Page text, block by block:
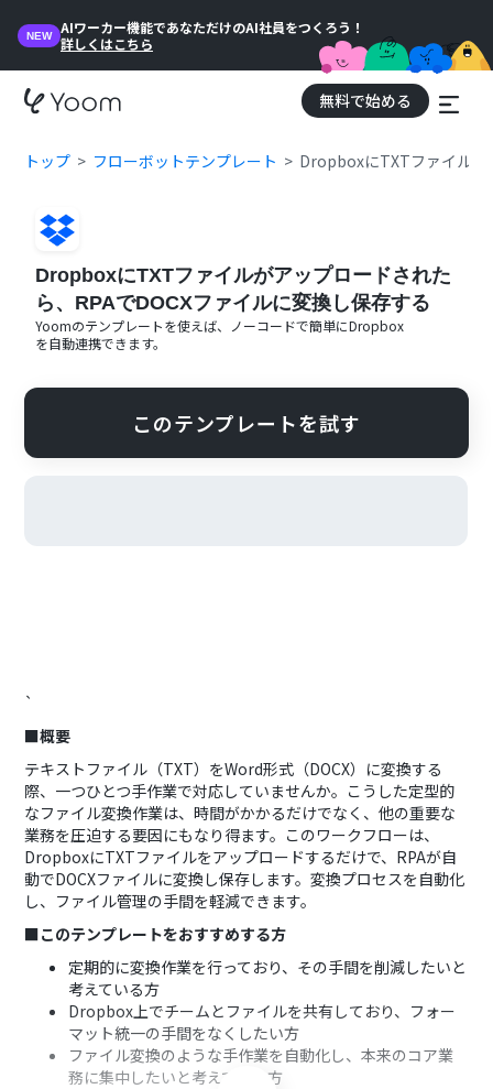
NEW
AIワーカー機能であなただけのAI社員をつくろう！
詳しくはこちら
無料で始める
トップ フローボットテンプレート DropboxにTXTファイルが
DropboxにTXTファイルがアップロードされた
ら、RPAでDOCXファイルに変換し保存する
Yoomのテンプレートを使えば、ノーコードで簡単にDropbox
を自動連携できます。
このテンプレートを試す
`
■概要
テキストファイル（TXT）をWord形式（DOCX）に変換する
際、一つひとつ手作業で対応していませんか。こうした定型的
なファイル変換作業は、時間がかかるだけでなく、他の重要な
業務を圧迫する要因にもなり得ます。このワークフローは、
DropboxにTXTファイルをアップロードするだけで、RPAが自
動でDOCXファイルに変換し保存します。変換プロセスを自動化
し、ファイル管理の手間を軽減できます。
■このテンプレートをおすすめする方
定期的に変換作業を行っており、その手間を削減したいと
考えている方
Dropbox上でチームとファイルを共有しており、フォー
マット統一の手間をなくしたい方
ファイル変換のような手作業を自動化し、本来のコア業
務に集中したいと考えている方